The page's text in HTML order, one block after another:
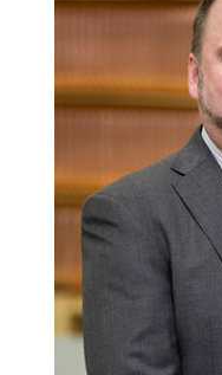
Läs E-
Om tidningen
Information om
Search for: